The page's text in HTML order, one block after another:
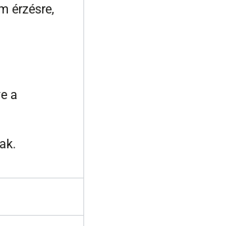
érzésre,
a